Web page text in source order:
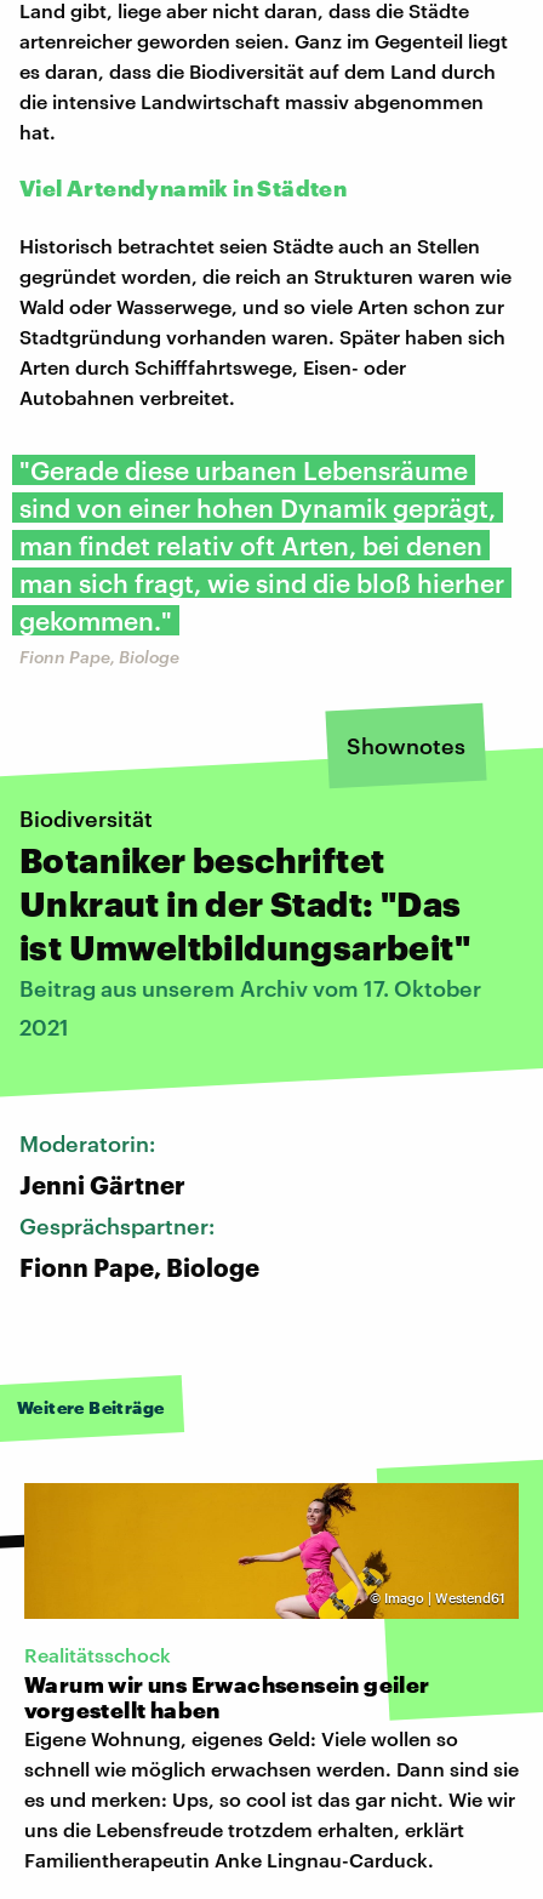
Land gibt, liege aber nicht daran, dass die Städte
artenreicher geworden seien. Ganz im Gegenteil liegt
es daran, dass die Biodiversität auf dem Land durch
die intensive Landwirtschaft massiv abgenommen
hat.
Viel Artendynamik in Städten
Historisch betrachtet seien Städte auch an Stellen
gegründet worden, die reich an Strukturen waren wie
Wald oder Wasserwege, und so viele Arten schon zur
Stadtgründung vorhanden waren. Später haben sich
Arten durch Schifffahrtswege, Eisen- oder
Autobahnen verbreitet.
"Gerade diese urbanen Lebensräume
sind von einer hohen Dynamik geprägt,
man findet relativ oft Arten, bei denen
man sich fragt, wie sind die bloß hierher
gekommen."
Fionn Pape, Biologe
Shownotes
Biodiversität
Botaniker beschriftet
Unkraut in der Stadt: "Das
ist Umweltbildungsarbeit"
Beitrag aus unserem Archiv vom 17. Oktober
2021
Moderatorin:
Jenni Gärtner
Gesprächspartner:
Fionn Pape, Biologe
Weitere Beiträge
© Imago | Westend61
Realitätsschock
Warum wir uns Erwachsensein geiler
vorgestellt haben
Eigene Wohnung, eigenes Geld: Viele wollen so
schnell wie möglich erwachsen werden. Dann sind sie
es und merken: Ups, so cool ist das gar nicht. Wie wir
uns die Lebensfreude trotzdem erhalten, erklärt
Familientherapeutin Anke Lingnau-Carduck.